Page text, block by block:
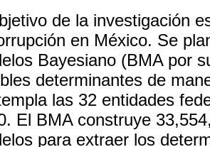
de la investigación
en México. Se
Bayesiano (BMA por
determinantes de
las 32 entidades
El BMA construye
para extraer los